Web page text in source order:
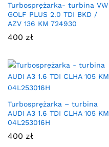
Turbosprężarka- turbina VW
GOLF PLUS 2.0 TDI BKD /
AZV 136 KM 724930
400 zł
Turbosprężarka – turbina
AUDI A3 1.6 TDI CLHA 105 KM
04L253016H
400 zł